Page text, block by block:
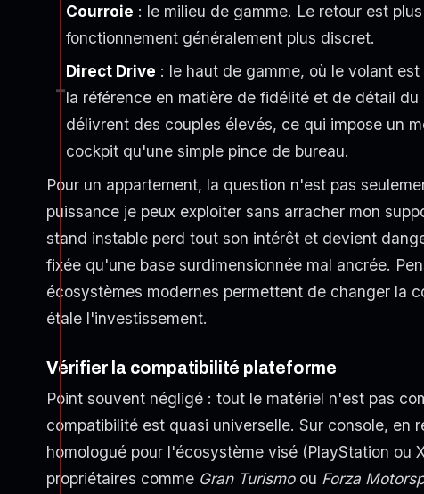
Courroie : le milieu de gamme. Le retour est
fonctionnement généralement plus discret.
Direct Drive : le haut de gamme, où le volant
la référence en matière de fidélité et de détail
délivrent des couples élevés, ce qui impose un
cockpit qu'une simple pince de bureau.
Pour un appartement, la question n'est pas
puissance je peux exploiter sans arracher mon
stand instable perd tout son intérêt et devient
fixée qu'une base surdimensionnée mal ancrée.
écosystèmes modernes permettent de changer la
étale l'investissement.
Vérifier la compatibilité plateforme
Point souvent négligé : tout le matériel n'est pas
compatibilité est quasi universelle. Sur console, en
homologué pour l'écosystème visé (PlayStation ou
propriétaires comme Gran Turismoou Forza